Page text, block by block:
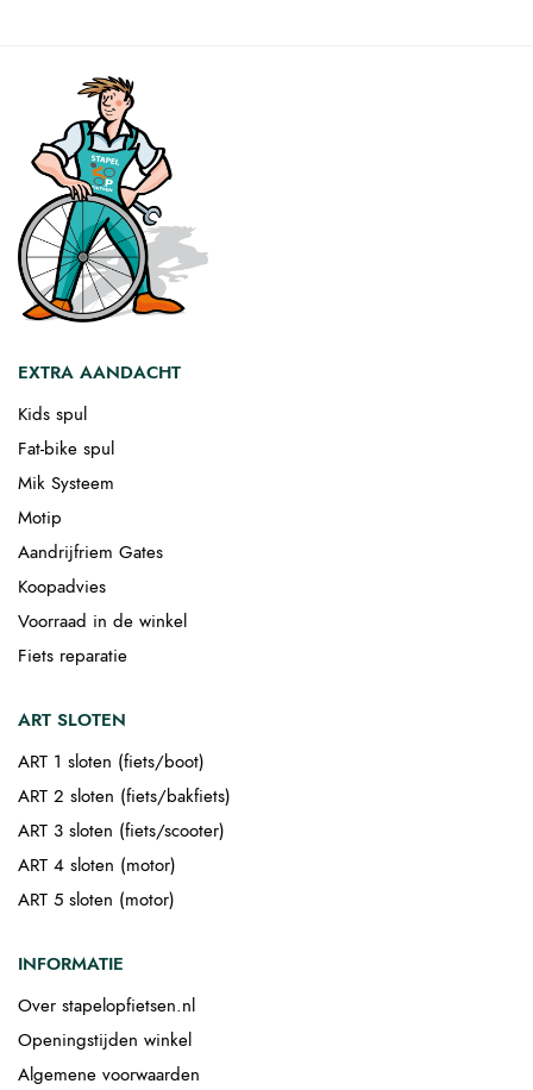
EXTRA AANDACHT
Kids spul
Fat-bike spul
Mik Systeem
Motip
Aandrijfriem Gates
Koopadvies
Voorraad in de winkel
Fiets reparatie
ART SLOTEN
ART 1 sloten (fiets/boot)
ART 2 sloten (fiets/bakfiets)
ART 3 sloten (fiets/scooter)
ART 4 sloten (motor)
ART 5 sloten (motor)
INFORMATIE
Over stapelopfietsen.nl
Openingstijden winkel
Algemene voorwaarden